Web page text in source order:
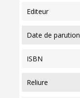
editeur
date de parution
ISBN
reliure